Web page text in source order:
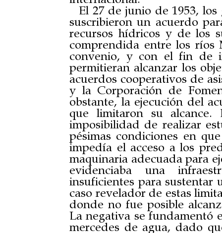
El 27 de junio de 1953,
suscribieron un acuerdo
recursos hídricos y de los
comprendida entre los ríos
convenio, y con el fin de
permitieran alcanzar los
acuerdos cooperativos de
y la Corporación de
obstante, la ejecución del
que limitaron su alcance.
imposibilidad de realizar
pésimas condiciones en
impedía el acceso a los
maquinaria adecuada para
evidenciaba una
insuficientes para sustentar
caso revelador de estas
donde no fue posible
La negativa se fundamentó
mercedes de agua, dado